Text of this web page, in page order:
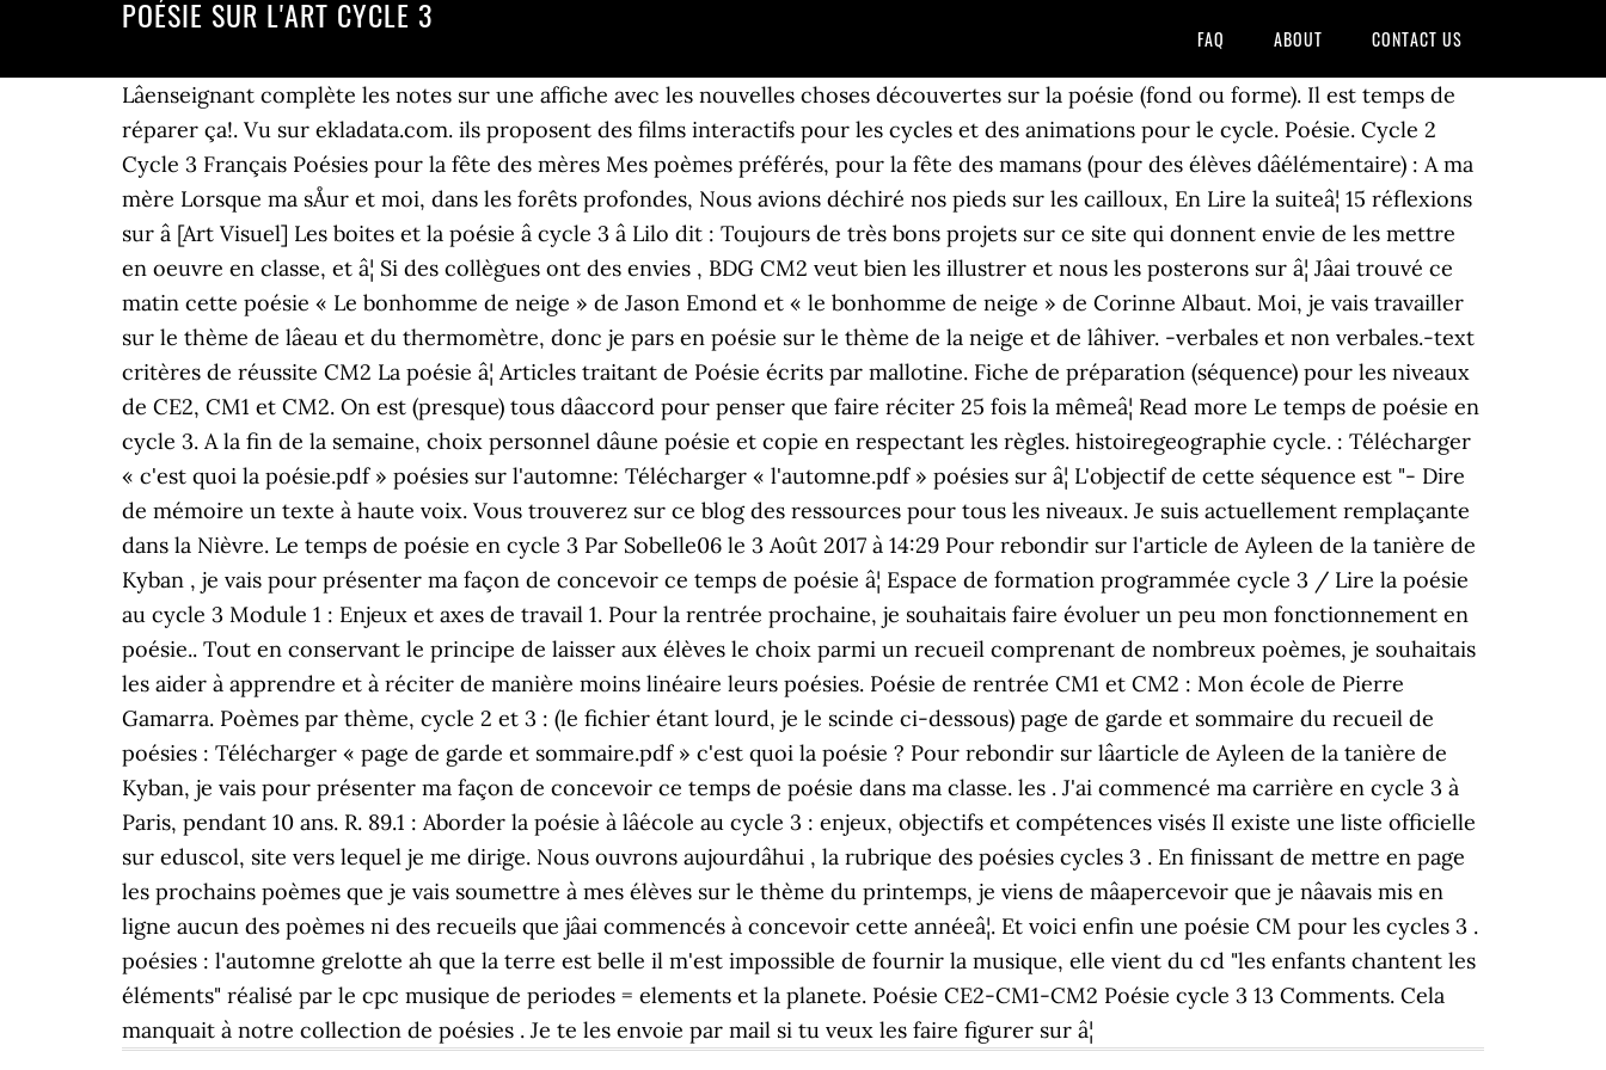
POÉSIE SUR L'ART CYCLE 3
FAQ ABOUT CONTACT US
Lâenseignant complète les notes sur une affiche avec les nouvelles choses découvertes sur la poésie (fond ou forme). Il est temps de
réparer ça!. Vu sur ekladata.com. ils proposent des films interactifs pour les cycles et des animations pour le cycle. Poésie. Cycle 2
Cycle 3 Français Poésies pour la fête des mères Mes poèmes préférés, pour la fête des mamans (pour des élèves dâélémentaire) : A ma
mère Lorsque ma sÅur et moi, dans les forêts profondes, Nous avions déchiré nos pieds sur les cailloux, En Lire la suiteâ¦ 15 réflexions
sur â [Art Visuel] Les boites et la poésie â cycle 3 â Lilo dit : Toujours de très bons projets sur ce site qui donnent envie de les mettre
en oeuvre en classe, et â¦ Si des collègues ont des envies , BDG CM2 veut bien les illustrer et nous les posterons sur â¦ Jâai trouvé ce
matin cette poésie « Le bonhomme de neige » de Jason Emond et « le bonhomme de neige » de Corinne Albaut. Moi, je vais travailler
sur le thème de lâeau et du thermomètre, donc je pars en poésie sur le thème de la neige et de lâhiver. -verbales et non verbales.-text
critères de réussite CM2 La poésie â¦ Articles traitant de Poésie écrits par mallotine. Fiche de préparation (séquence) pour les niveaux
de CE2, CM1 et CM2. On est (presque) tous dâaccord pour penser que faire réciter 25 fois la mêmeâ¦ Read more Le temps de poésie en
cycle 3. A la fin de la semaine, choix personnel dâune poésie et copie en respectant les règles. histoiregeographie cycle. : Télécharger
« c'est quoi la poésie.pdf » poésies sur l'automne: Télécharger « l'automne.pdf » poésies sur â¦ L'objectif de cette séquence est "- Dire
de mémoire un texte à haute voix. Vous trouverez sur ce blog des ressources pour tous les niveaux. Je suis actuellement remplaçante
dans la Nièvre. Le temps de poésie en cycle 3 Par Sobelle06 le 3 Août 2017 à 14:29 Pour rebondir sur l'article de Ayleen de la tanière de
Kyban , je vais pour présenter ma façon de concevoir ce temps de poésie â¦ Espace de formation programmée cycle 3 / Lire la poésie
au cycle 3 Module 1 : Enjeux et axes de travail 1. Pour la rentrée prochaine, je souhaitais faire évoluer un peu mon fonctionnement en
poésie.. Tout en conservant le principe de laisser aux élèves le choix parmi un recueil comprenant de nombreux poèmes, je souhaitais
les aider à apprendre et à réciter de manière moins linéaire leurs poésies. Poésie de rentrée CM1 et CM2 : Mon école de Pierre
Gamarra. Poèmes par thème, cycle 2 et 3 : (le fichier étant lourd, je le scinde ci-dessous) page de garde et sommaire du recueil de
poésies : Télécharger « page de garde et sommaire.pdf » c'est quoi la poésie ? Pour rebondir sur lâarticle de Ayleen de la tanière de
Kyban, je vais pour présenter ma façon de concevoir ce temps de poésie dans ma classe. les . J'ai commencé ma carrière en cycle 3 à
Paris, pendant 10 ans. R. 89.1 : Aborder la poésie à lâécole au cycle 3 : enjeux, objectifs et compétences visés Il existe une liste officielle
sur eduscol, site vers lequel je me dirige. Nous ouvrons aujourdâhui , la rubrique des poésies cycles 3 . En finissant de mettre en page
les prochains poèmes que je vais soumettre à mes élèves sur le thème du printemps, je viens de mâapercevoir que je nâavais mis en
ligne aucun des poèmes ni des recueils que jâai commencés à concevoir cette annéeâ¦. Et voici enfin une poésie CM pour les cycles 3 .
poésies : l'automne grelotte ah que la terre est belle il m'est impossible de fournir la musique, elle vient du cd "les enfants chantent les
éléments" réalisé par le cpc musique de periodes = elements et la planete. Poésie CE2-CM1-CM2 Poésie cycle 3 13 Comments. Cela
manquait à notre collection de poésies . Je te les envoie par mail si tu veux les faire figurer sur â¦